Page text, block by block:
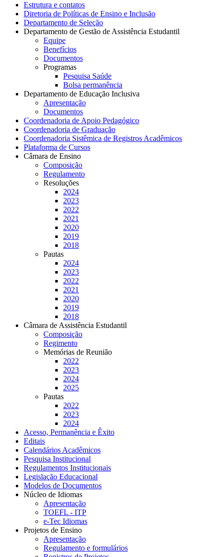
Estrutura e contatos
Diretoria de Políticas de Ensino e Inclusão
Departamento de Seleção
Departamento de Gestão de Assistência Estudantil
Equipe
Benefícios
Documentos
Programas
Pesquisa Saúde
Bolsa permanência
Departamento de Educação Inclusiva
Apresentação
Documentos
Coordenadoria de Apoio Pedagógico
Coordenadoria de Graduação
Coordenadoria Sistêmica de Registros Acadêmicos
Plataforma de Cursos
Câmara de Ensino
Composição
Regulamento
Resoluções
2024
2023
2022
2021
2020
2019
2018
Pautas
2024
2023
2022
2021
2020
2019
2018
Câmara de Assistência Estudantil
Composição
Regimento
Memórias de Reunião
2022
2023
2024
2025
Pautas
2022
2023
2024
Acesso, Permanência e Êxito
Editais
Calendários Acadêmicos
Pesquisa Institucional
Regulamentos Institucionais
Legislação Educacional
Modelos de Documentos
Núcleo de Idiomas
Apresentação
TOEFL - ITP
e-Tec Idiomas
Projetos de Ensino
Apresentação
Regulamento e formulários